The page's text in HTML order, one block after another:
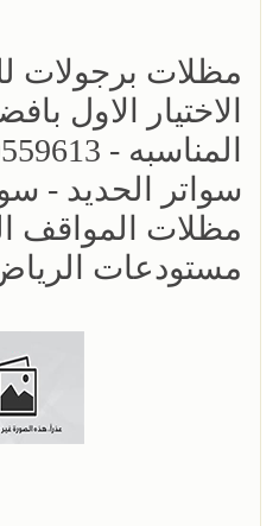
مظلات برجولات
الاختيار الاول
سواتر الحديد -
مظلات المواقف
مستودعات